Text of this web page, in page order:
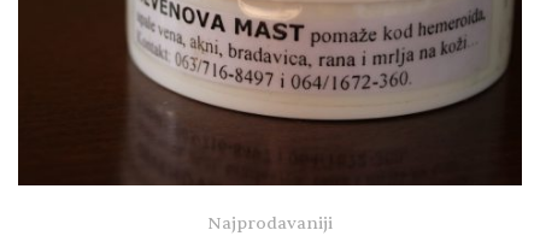
Najprodavaniji